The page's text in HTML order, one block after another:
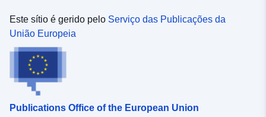
Este sítio é gerido pelo Serviço das Publicações da
União Europeia
Publications Office of the European Union